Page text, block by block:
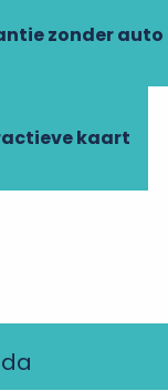
zonder auto
kaart